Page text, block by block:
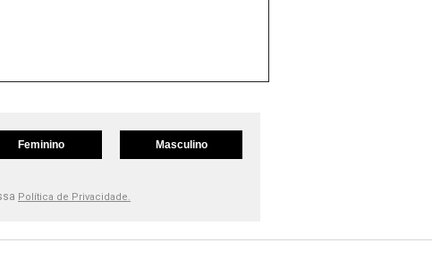
Feminino Masculino
Política de Privacidade.